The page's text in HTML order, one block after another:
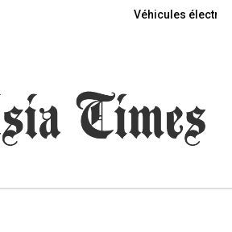
Véhicules